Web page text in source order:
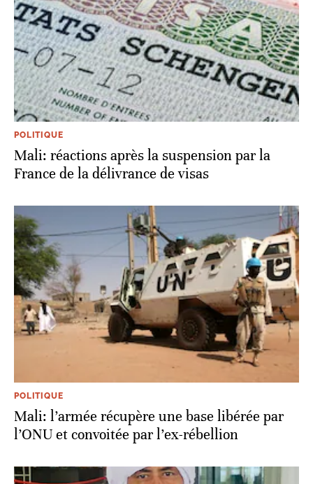
POLITIQUE
Mali: réactions après la suspension par la
France de la délivrance de visas
POLITIQUE
Mali: l’armée récupère une base libérée par
l’ONU et convoitée par l’ex-rébellion